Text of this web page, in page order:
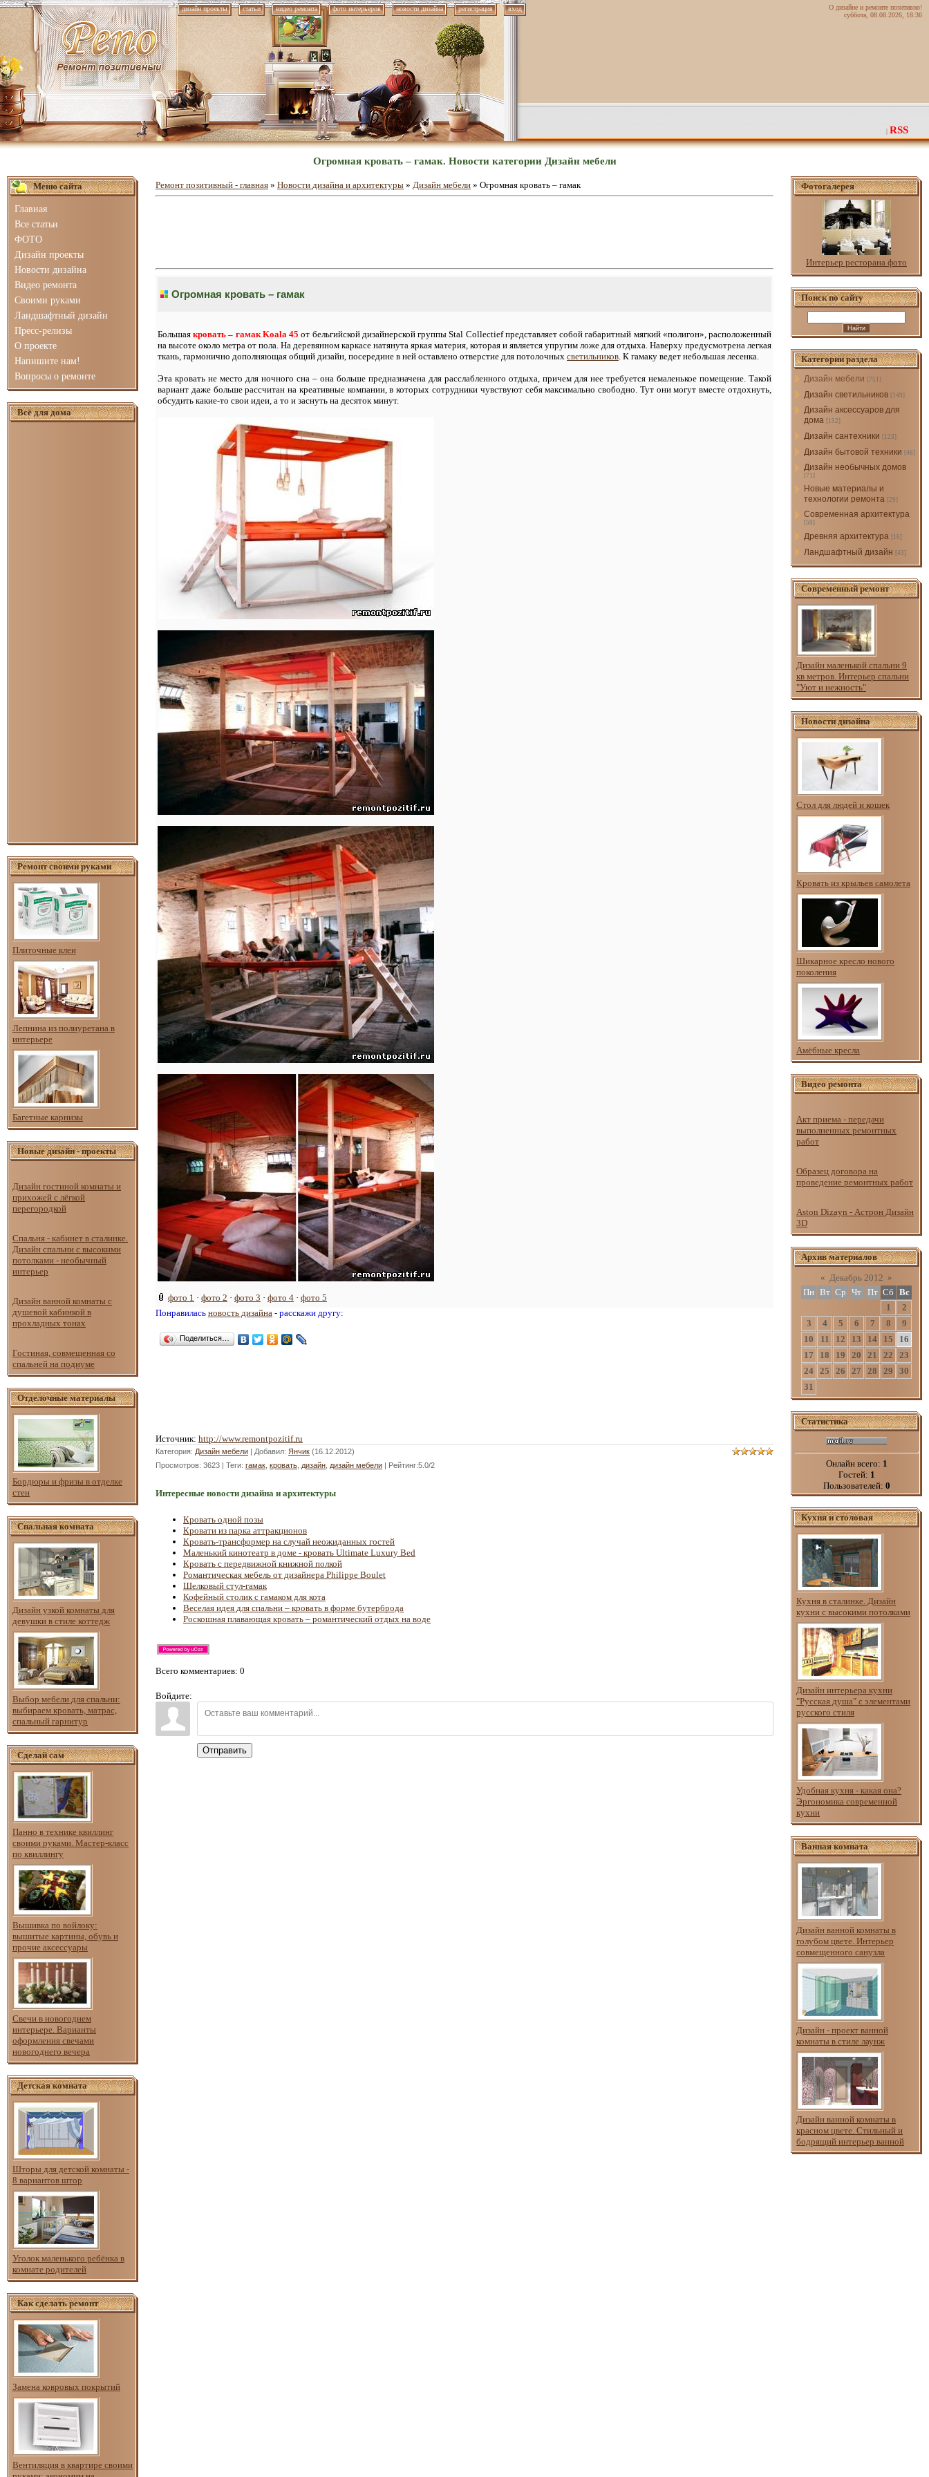
дизайн проекты статьи видео ремонта фото интерьеров новости дизайна регистрация вход
О дизайне и ремонте позитивно!
суббота, 08.08.2026, 18:36
| RSS
Огромная кровать – гамак. Новости категории Дизайн мебели
Меню сайта
Главная
Все статьи
ФОТО
Дизайн проекты
Новости дизайна
Видео ремонта
Своими руками
Ландшафтный дизайн
Пресс-релизы
О проекте
Напишите нам!
Вопросы о ремонте
Всё для дома
Ремонт своими руками
Плиточные клеи
Лепнина из полиуретана в
интерьере
Багетные карнизы
Новые дизайн - проекты
Дизайн гостиной комнаты и
прихожей с лёгкой
перегородкой
Спальня - кабинет в сталинке.
Дизайн спальни с высокими
потолками - необычный
интерьер
Дизайн ванной комнаты с
душевой кабинкой в
прохладных тонах
Гостиная, совмещенная со
спальней на подиуме
Отделочные материалы
Бордюры и фризы в отделке
стен
Спальная комната
Дизайн узкой комнаты для
девушки в стиле коттедж
Выбор мебели для спальни:
выбираем кровать, матрас,
спальный гарнитур
Сделай сам
Панно в технике квиллинг
своими руками. Мастер-класс
по квиллингу
Вышивка по войлоку:
вышитые картины, обувь и
прочие аксессуары
Свечи в новогоднем
интерьере. Варианты
оформления свечами
новогоднего вечера
Детская комната
Шторы для детской комнаты -
8 вариантов штор
Уголок маленького ребёнка в
комнате родителей
Как сделать ремонт
Замена ковровых покрытий
Вентиляция в квартире своими
Ремонт позитивный - главная » Новости дизайна и архитектуры » Дизайн мебели » Огромная кровать – гамак
Огромная кровать – гамак
Большаякровать – гамак Koala 45 от бельгийской дизайнерской группы Stal Collectief представляет собой габаритный мягкий «полигон», расположенный
на высоте около метра от пола. На деревянном каркасе натянута яркая материя, которая и является упругим ложе для отдыха. Наверху предусмотрена легкая
ткань, гармонично дополняющая общий дизайн, посередине в ней оставлено отверстие для потолочных светильников . К гамаку ведет небольшая лесенка.
Эта кровать не место для ночного сна – она больше предназначена для расслабленного отдыха, причем для нее требуется немаленькое помещение. Такой
вариант даже больше рассчитан на креативные компании, в которых сотрудники чувствуют себя максимально свободно. Тут они могут вместе отдохнуть,
обсудить какие-то свои идеи, а то и заснуть на десяток минут.
фото 1 · фото 2 · фото 3 · фото 4 · фото 5
Понравилась новость дизайна - расскажи другу:
Поделиться…
Источник: http://www.remontpozitif.ru
Категория: Дизайн мебели | Добавил: Янчик (16.12.2012)
Просмотров: 3623 | Теги: гамак кровать дизайн дизайн мебели | Рейтинг:5.0/2
Интересные новости дизайна и архитектуры
Кровать одной позы
Кровати из парка аттракционов
Кровать-трансформер на случай неожиданных гостей
Маленький кинотеатр в доме - кровать Ultimate Luxury Bed
Кровать с передвижной книжной полкой
Романтическая мебель от дизайнера Philippe Boulet
Шелковый стул-гамак
Кофейный столик с гамаком для кота
Веселая идея для спальни – кровать в форме бутерброда
Роскошная плавающая кровать – романтический отдых на воде
Всего комментариев: 0
Войдите:
Отправить
Фотогалерея
Интерьер ресторана фото
Поиск по сайту
Категории раздела
Дизайн мебели [751]
Дизайн светильников [149]
Дизайн аксессуаров для
дома [152]
Дизайн сантехники [123]
Дизайн бытовой техники [46]
Дизайн необычных домов
[71]
Новые материалы и
технологии ремонта [29]
Современная архитектура
[59]
Древняя архитектура [16]
Ландшафтный дизайн [43]
Современный ремонт
Дизайн маленькой спальни 9
кв метров. Интерьер спальни
"Уют и нежность"
Новости дизайна
Стол для людей и кошек
Кровать из крыльев самолета
Шикарное кресло нового
поколения
Амёбные кресла
Видео ремонта
Акт приема - передачи
выполненных ремонтных
работ
Образец договора на
проведение ремонтных работ
Aston Dizayn - Астрон Дизайн
3D
Архив материалов
« Декабрь 2012 »
Пн Вт Ср Чт Пт Сб Вс
1
2
3
4 5 6 7 8
9
10
11 12 13 14 15
16
17
18 19 20 21 22
23
24
25 26 27 28 29
30
31
Статистика
Онлайн всего: 1
Гостей: 1
Пользователей: 0
Кухня и столовая
Кухня в сталинке. Дизайн
кухни с высокими потолками
Дизайн интерьера кухни
"Русская душа" с элементами
русского стиля
Удобная кухня - какая она?
Эргономика современной
кухни
Ванная комната
Дизайн ванной комнаты в
голубом цвете. Интерьер
совмещенного санузла
Дизайн - проект ванной
комнаты в стиле лаунж
Дизайн ванной комнаты в
красном цвете. Стильный и
бодрящий интерьер ванной